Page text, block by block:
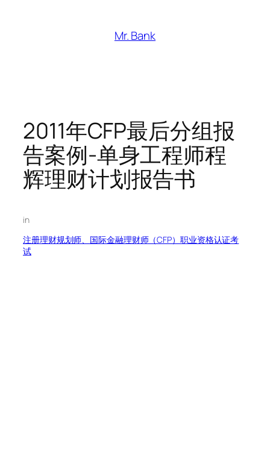
Mr. Bank
2011年CFP最后分组报
告案例-单身工程师程
辉理财计划报告书
in
注册理财规划师、国际金融理财师（CFP）职业资格认证考
试